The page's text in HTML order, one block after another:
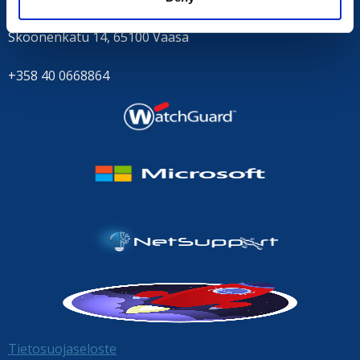
Skoonenkatu 14, 65100 Vaasa
+358 40 0668864
Tietosuojaseloste